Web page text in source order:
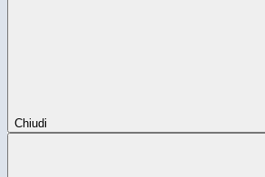
Chiudi